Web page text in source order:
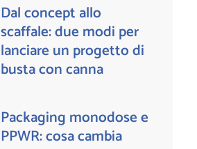
Dal concept allo
scaffale: due modi per
lanciare un progetto di
busta con canna
Packaging monodose e
PPWR: cosa cambia